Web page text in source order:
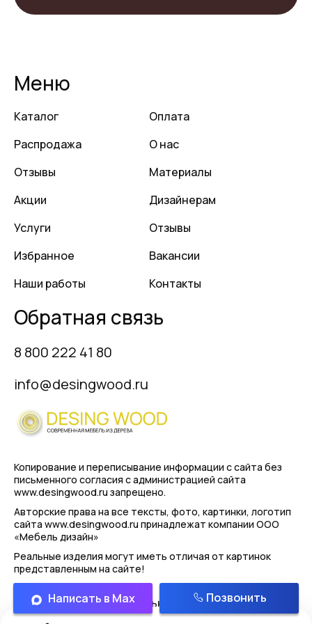
Меню
Каталог
Распродажа
Отзывы
Акции
Услуги
Избранное
Наши работы
Оплата
О нас
Материалы
Дизайнерам
Отзывы
Вакансии
Контакты
Обратная связь
8 800 222 41 80
info@desingwood.ru
Копирование и переписывание информации с сайта без
письменного согласия с администрацией сайта
www.desingwood.ru запрещено.
Авторские права на все тексты, фото, картинки, логотип
сайта www.desingwood.ru принадлежат компании ООО
«Мебель дизайн»
Реальные изделия могут иметь отличая от картинок
представленным на сайте!
Политика конфиденциальности
Написать в Max Позвонить